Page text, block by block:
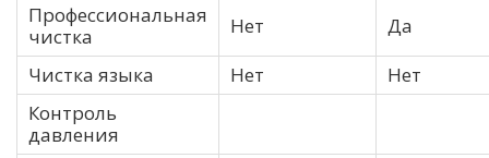
Профессиональная
чистка
Нет
Да
Чистка языка
Нет
Нет
Контроль
давления